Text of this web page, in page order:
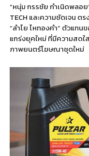
“หนุ่ม กรรชัย กำเนิดพลอย
TECH และความชัดเจน ต
“ลำไย ไหทองคำ” ตัวแทนข
แกร่งยุคใหม่ ที่มีความสดใ
ภาพยนตร์โฆษณาชุดใหม่